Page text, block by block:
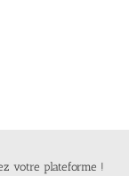
votre plateforme !